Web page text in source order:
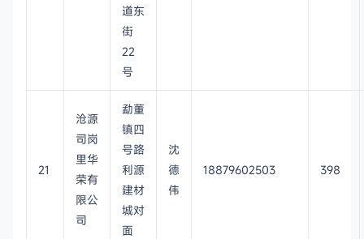
道东
街
22
号
21
沧源
司岗
里华
荣有
限公
司
勐董
镇四
号路
利源
建材
城对
面
沈
德
伟
18879602503 398